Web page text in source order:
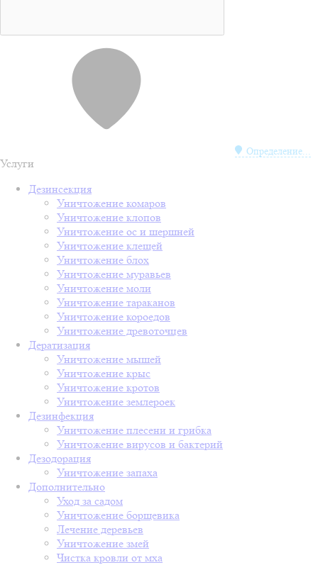
Определение...
Услуги
Дезинсекция
Уничтожение комаров
Уничтожение клопов
Уничтожение ос и шершней
Уничтожение клещей
Уничтожение блох
Уничтожение муравьев
Уничтожение моли
Уничтожение тараканов
Уничтожение короедов
Уничтожение древоточцев
Дератизация
Уничтожение мышей
Уничтожение крыс
Уничтожение кротов
Уничтожение землероек
Дезинфекция
Уничтожение плесени и грибка
Уничтожение вирусов и бактерий
Дезодорация
Уничтожение запаха
Дополнительно
Уход за садом
Уничтожение борщевика
Лечение деревьев
Уничтожение змей
Чистка кровли от мха